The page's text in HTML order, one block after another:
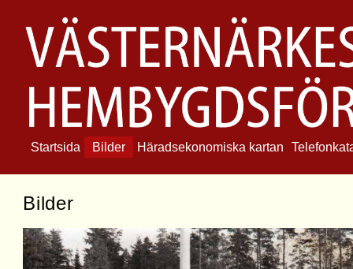
Startsida Bilder Häradsekonomiska kartan
Bilder